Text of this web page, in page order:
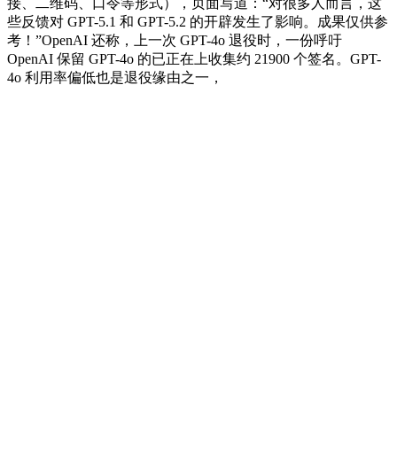
些反馈对 GPT-5.1 和 GPT-5.2 的开辟发生了影响。成果仅供参
考！”OpenAI 还称，上一次 GPT-4o 退役时，一份呼吁
OpenAI 保留 GPT-4o 的已正在上收集约 21900 个签名。GPT-
4o 利用率偏低也是退役缘由之一，